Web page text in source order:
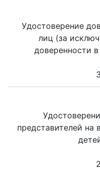
Удостоверение
лиц (за
доверенности
представителей на